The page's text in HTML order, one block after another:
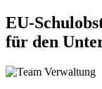
EU-
für den